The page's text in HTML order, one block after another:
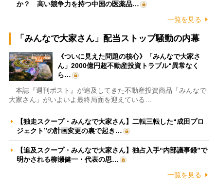
か？ 高い競争力を持つ中国の医薬品…
一覧を見る
「みんなで大家さん」配当ストップ騒動の内幕
《ついに見えた問題の核心》「みんなで大家さ
ん」2000億円超不動産投資トラブル“異常なく
ら…
本誌『週刊ポスト』が追及してきた不動産投資商品「みんなで
大家さん」がいよいよ最終局面を迎えている…
【独走スクープ・みんなで大家さん】二転三転した“成田プロ
ジェクト”の計画変更の裏で起き…
【追及スクープ・みんなで大家さん】独占入手“内部議事録”で
明かされる柳瀬健一・代表の思…
一覧を見る